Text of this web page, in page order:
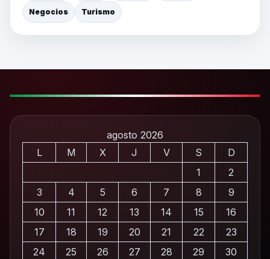
Negocios Turismo
agosto 2026
L
M X J V S
D
1
2
3
4 5 6 7 8
9
10
11 12 13 14 15
16
17
18 19 20 21 22
23
24
25 26 27 28 29
30